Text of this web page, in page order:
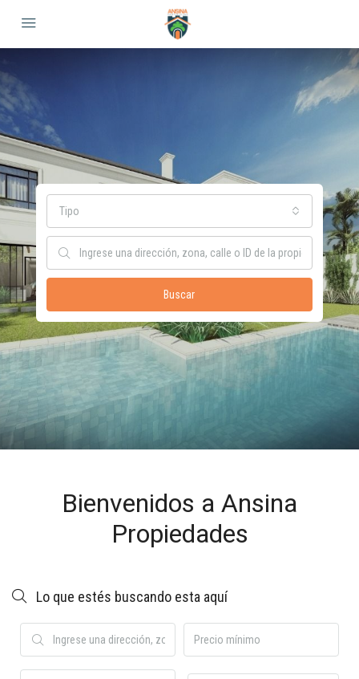
Tipo
Buscar
Bienvenidos a Ansina
Propiedades
Lo que estés buscando esta aquí